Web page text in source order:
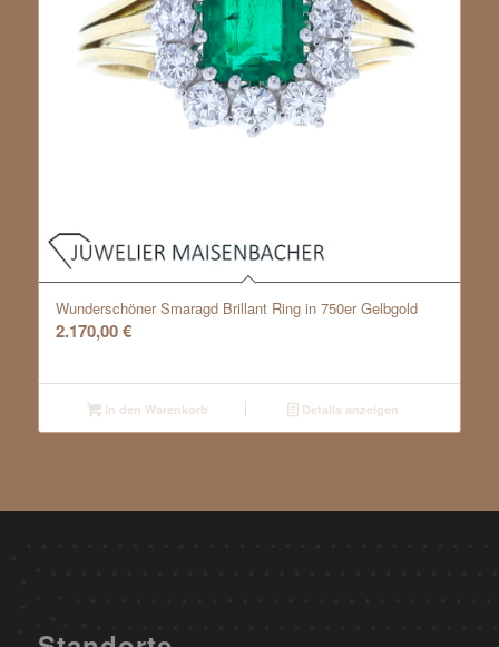
Wunderschöner Smaragd Brillant Ring in 750er Gelbgold
2.170,00€
In den Warenkorb Details anzeigen